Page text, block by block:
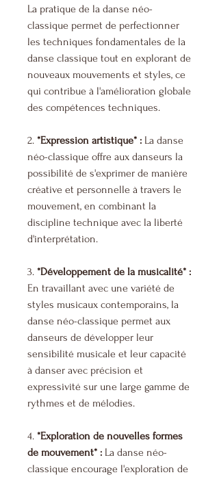
La pratique de la danse néo-
classique permet de perfectionner
les techniques fondamentales de la
danse classique tout en explorant de
nouveaux mouvements et styles, ce
qui contribue à l'amélioration globale
des compétences techniques.
2. *Expression artistique* : La danse
néo-classique offre aux danseurs la
possibilité de s'exprimer de manière
créative et personnelle à travers le
mouvement, en combinant la
discipline technique avec la liberté
d'interprétation.
3. *Développement de la musicalité* :
En travaillant avec une variété de
styles musicaux contemporains, la
danse néo-classique permet aux
danseurs de développer leur
sensibilité musicale et leur capacité
à danser avec précision et
expressivité sur une large gamme de
rythmes et de mélodies.
4. *Exploration de nouvelles formes
de mouvement* : La danse néo-
classique encourage l'exploration de